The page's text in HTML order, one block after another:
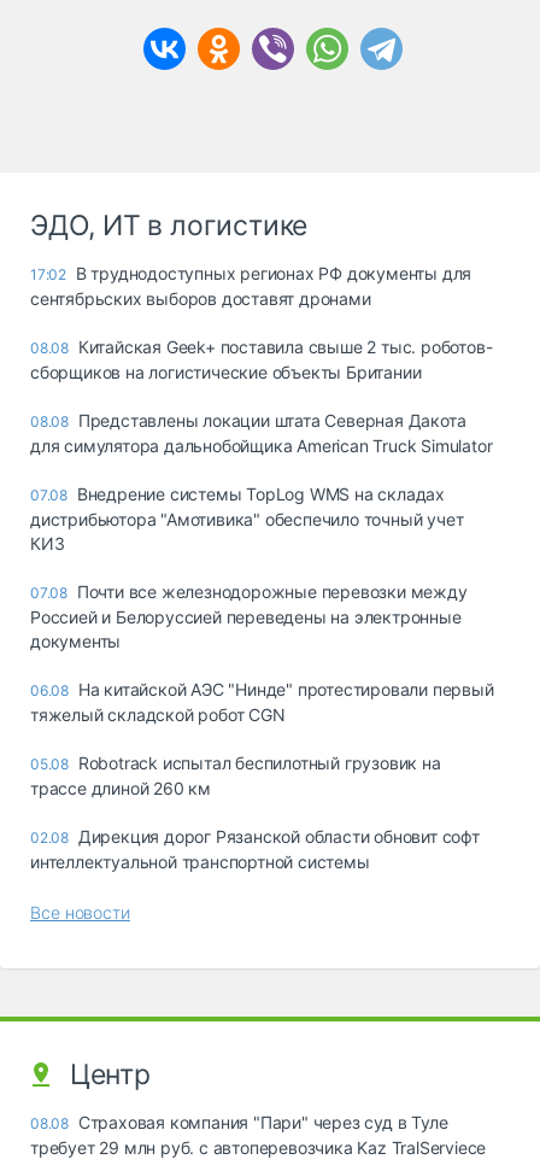
ЭДО, ИТ в логистике
17:02 В труднодоступных регионах РФ документы для
сентябрьских выборов доставят дронами
08.08 Китайская Geek+ поставила свыше 2 тыс. роботов-
сборщиков на логистические объекты Британии
08.08 Представлены локации штата Северная Дакота
для симулятора дальнобойщика American Truck Simulator
07.08 Внедрение системы TopLog WMS на складах
дистрибьютора "Амотивика" обеспечило точный учет
КИЗ
07.08 Почти все железнодорожные перевозки между
Россией и Белоруссией переведены на электронные
документы
06.08 На китайской АЭС "Нинде" протестировали первый
тяжелый складской робот CGN
05.08 Robotrack испытал беспилотный грузовик на
трассе длиной 260 км
02.08 Дирекция дорог Рязанской области обновит софт
интеллектуальной транспортной системы
Все новости
Центр
08.08 Страховая компания "Пари" через суд в Туле
требует 29 млн руб. с автоперевозчика Kaz TralServiece